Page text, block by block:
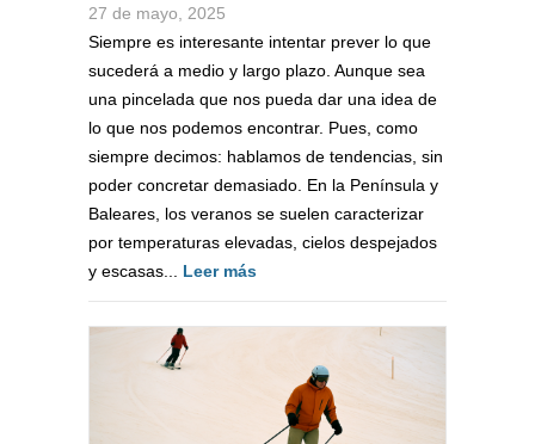
27 de mayo, 2025
Siempre es interesante intentar prever lo que
sucederá a medio y largo plazo. Aunque sea
una pincelada que nos pueda dar una idea de
lo que nos podemos encontrar. Pues, como
siempre decimos: hablamos de tendencias, sin
poder concretar demasiado. En la Península y
Baleares, los veranos se suelen caracterizar
por temperaturas elevadas, cielos despejados
y escasas... Leer más